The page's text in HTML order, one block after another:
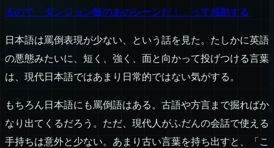
るので「ダンジョン飯のあのシーンだ！」って感動する
日本語は罵倒表現が少ない、という話を見た。たしかに英語
の悪態みたいに、短く、強く、面と向かって投げつける言葉
は、現代日本語ではあまり日常的ではない気がする。
もちろん日本語にも罵倒語はある。古語や方言まで掘ればか
なり出てくるだろう。ただ、現代人がふだんの会話で使える
手持ちは意外と少ない。あまり古い言葉を持ち出すと、「こ